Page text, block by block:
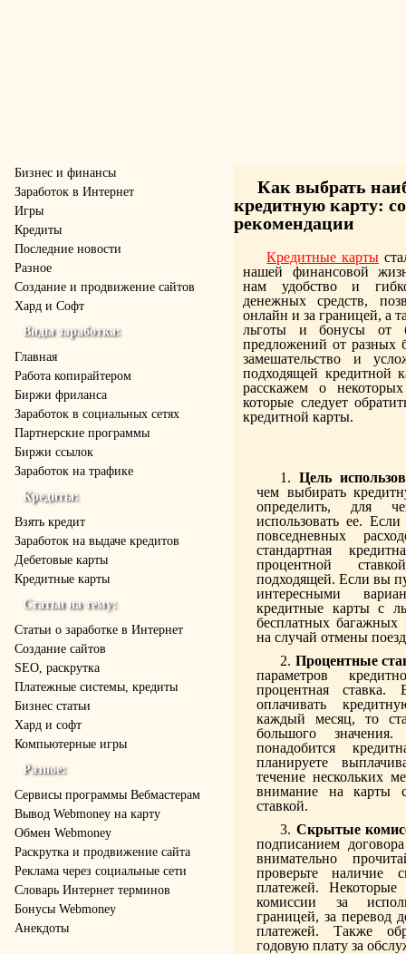
Бизнес и финансы
Заработок в Интернет
Игры
Кредиты
Последние новости
Разное
Создание и продвижение сайтов
Хард и Софт
Виды заработка:
Главная
Работа копирайтером
Биржи фриланса
Заработок в социальных сетях
Партнерские программы
Биржи ссылок
Заработок на трафике
Кредиты:
Взять кредит
Заработок на выдаче кредитов
Дебетовые карты
Кредитные карты
Статьи на тему:
Статьи о заработке в Интернет
Создание сайтов
SEO, раскрутка
Платежные системы, кредиты
Бизнес статьи
Хард и софт
Компьютерные игры
Разное:
Cервисы программы Вебмастерам
Вывод Webmoney на карту
Обмен Webmoney
Раскрутка и продвижение сайта
Реклама через социальные сети
Словарь Интернет терминов
Бонусы Webmoney
Анекдоты
Как выбрать
кредитную карту:
рекомендации
Кредитные карты
нашей финансовой
нам удобство и
денежных средств,
онлайн и за границей, а
льготы и бонусы от
предложений от разных
замешательство и
подходящей кредитной
расскажем о
которые следует
кредитной карты.
Цель
чем выбирать
определить, для
использовать ее.
повседневных
стандартная
процентной
подходящей. Если вы
интересными
кредитные карты с
бесплатных багажных
на случай отмены
Процентные
параметров
процентная ставка.
оплачивать
каждый месяц, то
большого
понадобится
планируете
течение нескольких
внимание на карты
ставкой.
Скрытые
подписанием
внимательно
проверьте наличие
платежей. Некоторые
комиссии за
границей, за перевод
платежей. Также
годовую плату за